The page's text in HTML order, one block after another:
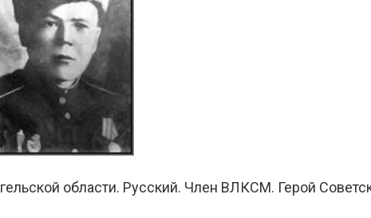
области. Русский. Член ВЛКСМ. Герой